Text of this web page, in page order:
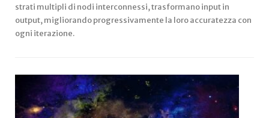
strati multipli di nodi interconnessi, trasformano input in
output, migliorando progressivamente la loro accuratezza con
ogni iterazione.